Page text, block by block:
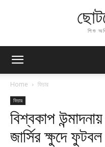
শিশু
Home ফিচার
ফিচার
বিশ্বকাপ
জার্সির ক্ষুদে